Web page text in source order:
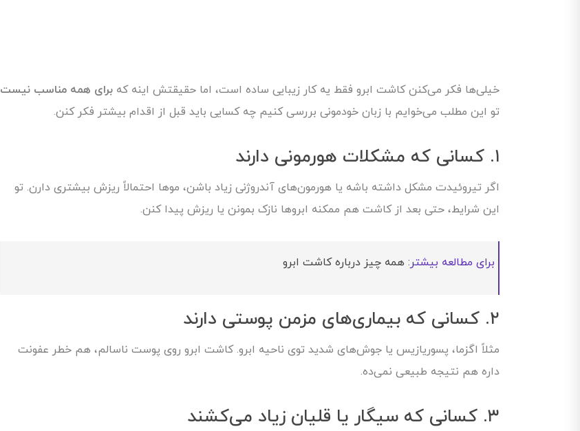
خیلی‌ها فکر می‌کنن کاشت ابرو فقط یه کار زیبایی ساده است، اما حقیقتش اینه که برای همه مناسب نیست
تو این مطلب می‌خوایم با زبان خودمونی بررسی کنیم چه کسایی باید قبل از اقدام بیشتر فکر کنن.
۱. کسانی که مشکلات هورمونی دارند
اگر تیروئیدت مشکل داشته باشه یا هورمون‌های آندروژنی زیاد باشن، موها احتمالاً ریزش بیشتری دارن. تو
این شرایط، حتی بعد از کاشت هم ممکنه ابروها نازک بمونن یا ریزش پیدا کنن.
برای مطالعه بیشتر: همه چیز درباره کاشت ابرو
۲. کسانی که بیماری‌های مزمن پوستی دارند
مثلاً اگزما، پسوریازیس یا جوش‌های شدید توی ناحیه ابرو. کاشت ابرو روی پوست ناسالم، هم خطر عفونت
داره هم نتیجه طبیعی نمی‌ده.
۳. کسانی که سیگار یا قلیان زیاد می‌کشند